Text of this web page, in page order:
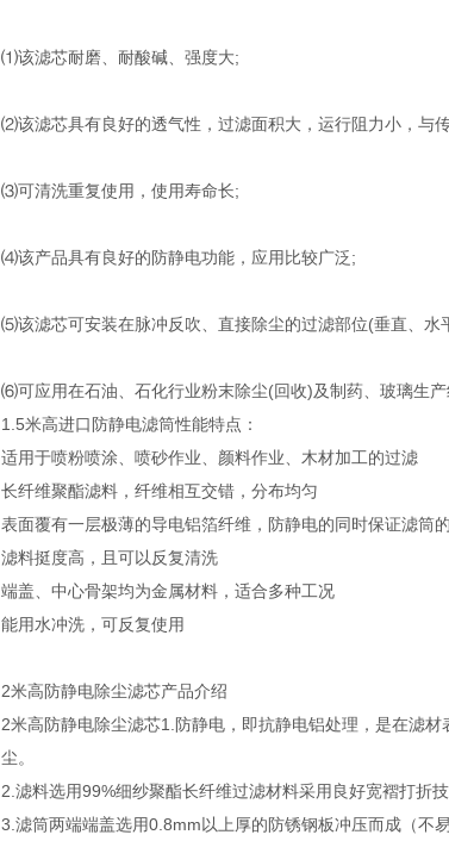
⑴该滤芯耐磨、耐酸碱、强度大;
⑵该滤芯具有良好的透气性，过滤面积大，运行阻力小，与
⑶可清洗重复使用，使用寿命长;
⑷该产品具有良好的防静电功能，应用比较广泛;
⑸该滤芯可安装在脉冲反吹、直接除尘的过滤部位(垂直、水
⑹可应用在石油、石化行业粉末除尘(回收)及制药、玻璃生
1.5米高进口防静电滤筒性能特点：
适用于喷粉喷涂、喷砂作业、颜料作业、木材加工的过滤
长纤维聚酯滤料，纤维相互交错，分布均匀
表面覆有一层极薄的导电铝箔纤维，防静电的同时保证滤筒
滤料挺度高，且可以反复清洗
端盖、中心骨架均为金属材料，适合多种工况
能用水冲洗，可反复使用
2米高防静电除尘滤芯产品介绍
2米高防静电除尘滤芯1.防静电，即抗静电铝处理，是在滤
尘。
2.滤料选用99%细纱聚酯长纤维过滤材料采用良好宽褶打折技
3.滤筒两端端盖选用0.8mm以上厚的防锈钢板冲压而成（不